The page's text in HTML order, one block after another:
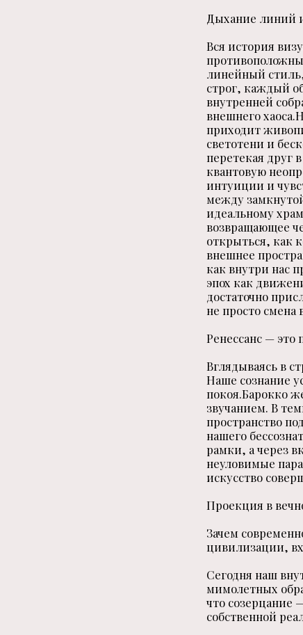
Дыхание линий
Вся история
линейный
строг, каждый
внутренней
внешнего
приходит
светотени и
перетекая друг
квантовую
интуиции и
между
идеальному
возвращающее
открыться, как
внешнее
как внутри нас
эпох как
достаточно
не просто смена
Ренессанс — это
Вглядываясь в
Наше сознание
покоя.Барокко
звучанием. В
пространство
нашего
рамки, а через
неуловимые
искусство
Проекция в
Зачем
цивилизации,
Сегодня наш
мимолетных
что созерцание
собственной